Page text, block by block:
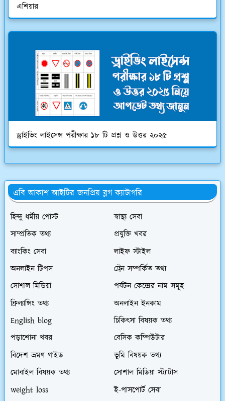
এশিয়ার
ড্রাইভিং লাইসেন্স পরীক্ষার ১৮ টি প্রশ্ন ও উত্তর ২০২৫
এবি আকাশ আইটির জনপ্রিয় ব্লগ ক্যাটাগরি
হিন্দু ধর্মীয় পোস্ট
স্বাস্থ্য সেবা
সাম্প্রতিক তথ্য
প্রযুক্তি খবর
ব্যাংকিং সেবা
লাইফ স্টাইল
অনলাইন টিপস
ট্রেন সম্পর্কিত তথ্য
সোশাল মিডিয়া
পর্যটন কেন্দ্রের নাম সমূহ
ফ্রিল্যান্সিং তথ্য
অনলাইন ইনকাম
English blog
চিকিৎসা বিষয়ক তথ্য
পড়াশোনা খবর
বেসিক কম্পিউটার
বিদেশ ভ্রমণ গাইড
ভূমি বিষয়ক তথ্য
মোবাইল বিষয়ক তথ্য
সোশাল মিডিয়া স্ট্যাটাস
weight loss
ই-পাসপোর্ট সেবা